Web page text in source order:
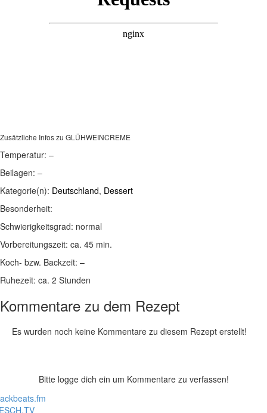
Zusätzliche Infos zu GLÜHWEINCREME
Temperatur: –
Beilagen: –
Kategorie(n): Deutschland, Dessert
Besonderheit:
Schwierigkeitsgrad: normal
Vorbereitungszeit: ca. 45 min.
Koch- bzw. Backzeit: –
Ruhezeit: ca. 2 Stunden
Kommentare zu dem Rezept
Es wurden noch keine Kommentare zu diesem Rezept erstellt!
Bitte logge dich ein um Kommentare zu verfassen!